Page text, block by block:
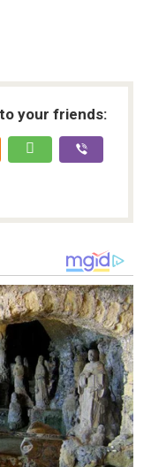
your friends: